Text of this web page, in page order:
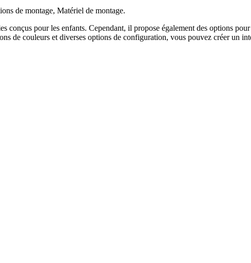
de montage, Matériel de montage.
conçus pour les enfants. Cependant, il propose également des options
de couleurs et diverses options de configuration, vous pouvez créer un